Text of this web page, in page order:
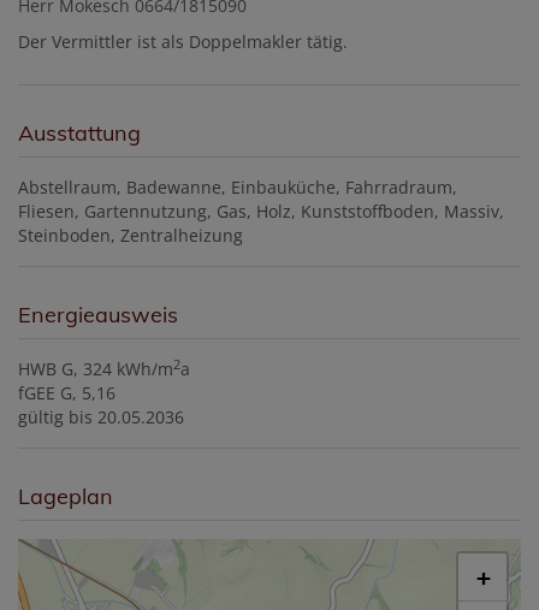
Herr Mokesch 0664/1815090
Der Vermittler ist als Doppelmakler tätig.
Ausstattung
Abstellraum Badewanne Einbauküche Fahrradraum
Fliesen Gartennutzung Gas Holz Kunststoffboden Massiv
Steinboden Zentralheizung
Energieausweis
HWB G, 324 kWh/m2a
fGEE G, 5,16
gültig bis 20.05.2036
Lageplan
+